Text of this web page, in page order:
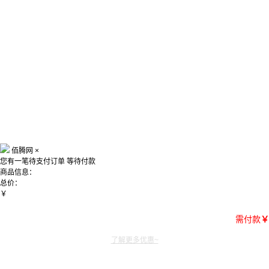
佰腾网 ×
您有一笔待支付订单 等待付款
商品信息：
总价：
￥
需付款￥
了解更多优惠~